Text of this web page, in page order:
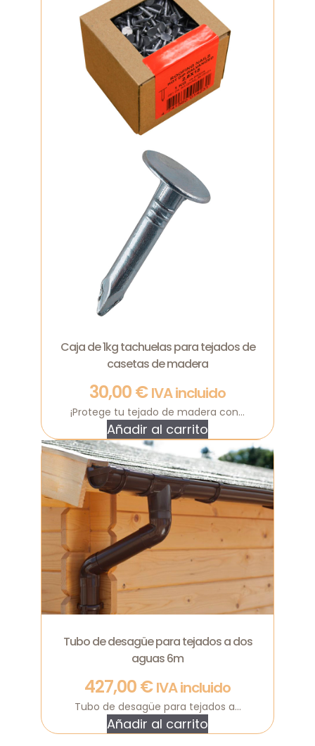
Caja de 1kg tachuelas para tejados de
casetas de madera
30,00€ IVA incluido
¡Protege tu tejado de madera con...
Añadir al carrito
Tubo de desagüe para tejados a dos
aguas 6m
427,00€ IVA incluido
Tubo de desagüe para tejados a...
Añadir al carrito